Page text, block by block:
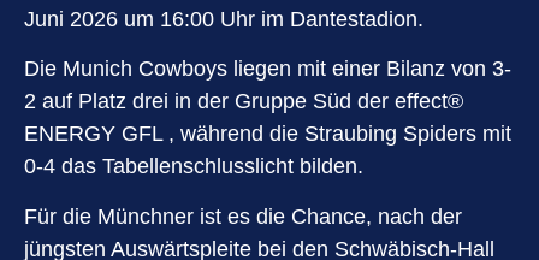
Juni 2026 um 16:00 Uhr im Dantestadion.
Die Munich Cowboys liegen mit einer Bilanz von 3-
2 auf Platz drei in der Gruppe Süd der effect®️
ENERGY GFL , während die Straubing Spiders mit
0-4 das Tabellenschlusslicht bilden.
Für die Münchner ist es die Chance, nach der
jüngsten Auswärtspleite bei den Schwäbisch-Hall